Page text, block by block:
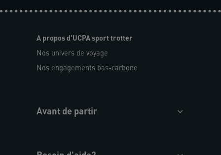
A propos d'UCPA sport trotter
Nos univers de voyage
Nos engagements bas-carbone
Avant de partir